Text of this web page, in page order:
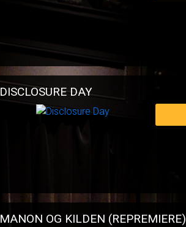
DISCLOSURE DAY
MANON OG KILDEN (REPREMIERE)